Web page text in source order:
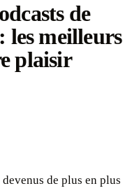
de
les meilleurs
plaisir
de plus en plus